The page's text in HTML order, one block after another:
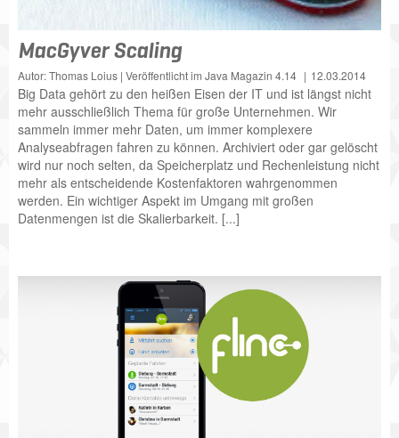
MacGyver Scaling
Autor: Thomas Loius | Veröffentlicht im Java Magazin 4.14 12.03.2014
Big Data gehört zu den heißen Eisen der IT und ist längst nicht
mehr ausschließlich Thema für große Unternehmen. Wir
sammeln immer mehr Daten, um immer komplexere
Analyseabfragen fahren zu können. Archiviert oder gar gelöscht
wird nur noch selten, da Speicherplatz und Rechenleistung nicht
mehr als entscheidende Kostenfaktoren wahrgenommen
werden. Ein wichtiger Aspekt im Umgang mit großen
Datenmengen ist die Skalierbarkeit. [...]